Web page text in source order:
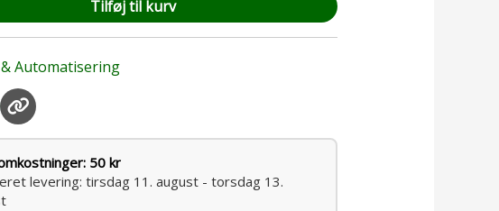
Tilføj til kurv
Automatisering
50 kr
levering: tirsdag 11. august - torsdag 13.